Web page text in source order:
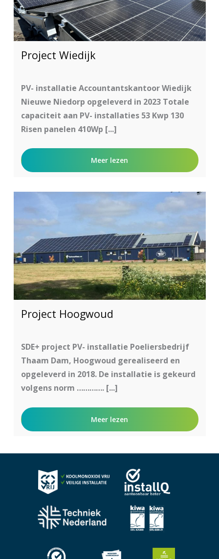
Project Wiedijk
PV- installatie Accountantskantoor Wiedijk
Nieuwe Niedorp opgeleverd in 2023 Totale
capaciteit aan PV- installaties 53 Kwp 130
Risen panelen 410Wp [...]
Meer lezen
Project Hoogwoud
SDE+ project PV- installatie Poeliersbedrijf
Thaam Dam, Hoogwoud gerealiseerd en
opgeleverd in 2018. De installatie is gekeurd
volgens norm …………. [...]
Meer lezen